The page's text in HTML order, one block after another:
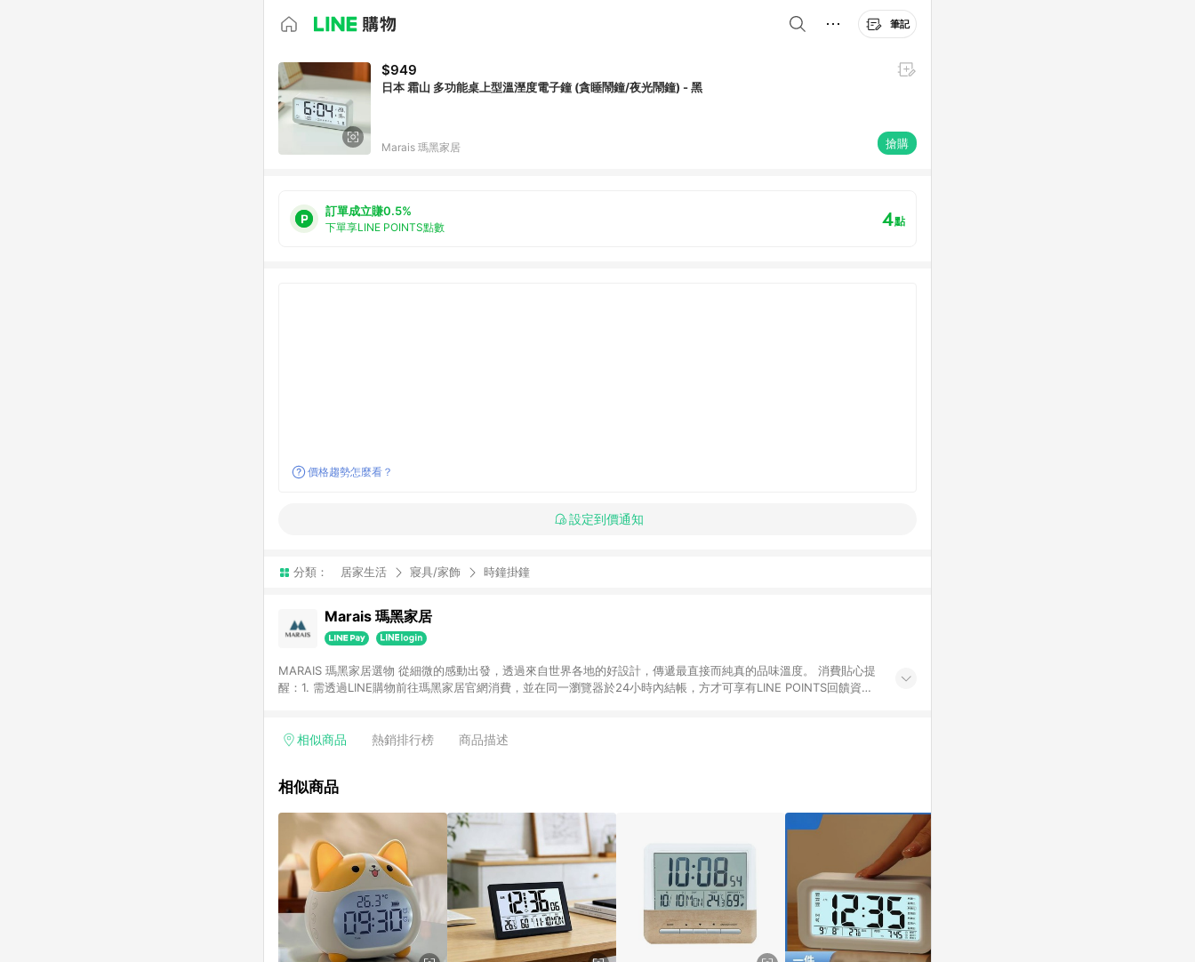
筆記
$949
日本 霜山 多功能桌上型溫溼度電子鐘 (貪睡鬧鐘/夜光鬧鐘) - 黑
Marais 瑪黑家居 搶購
訂單成立賺0.5%
下單享LINE POINTS點數 4點
價格趨勢怎麼看？
設定到價通知
分類： 居家生活 寢具/家飾 時鐘掛鐘
Marais 瑪黑家居
MARAIS 瑪黑家居選物 從細微的感動出發，透過來自世界各地的好設計，傳遞最直接而純真的品味溫度。 消費貼心提
醒：1. 需透過LINE購物前往瑪黑家居官網消費，並在同一瀏覽器於24小時內結帳，方才可享有LINE POINTS回饋資
相似商品 熱銷排行榜 商品描述
相似商品